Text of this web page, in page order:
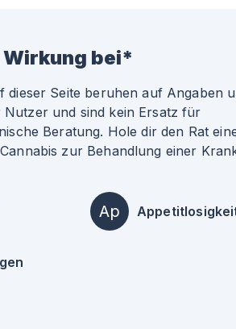
bei*
dieser Seite beruhen auf Angaben
und sind kein Ersatz für
Beratung. Hole dir den Rat
zur Behandlung einer
Ap